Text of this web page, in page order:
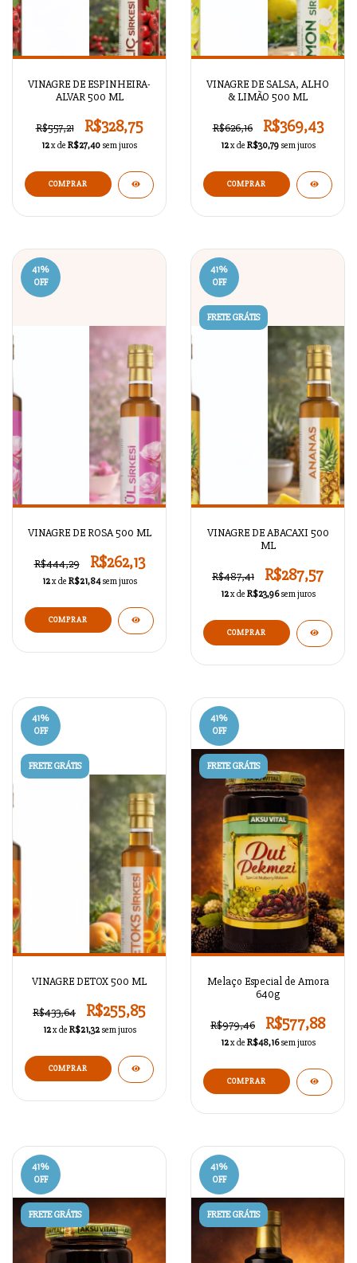
VINAGRE DE ESPINHEIRA-
ALVAR 500 ML
R$557,21 R$328,75
12x de R$27,40 sem juros
VINAGRE DE SALSA, ALHO
& LIMÃO 500 ML
R$626,16 R$369,43
12x de R$30,79 sem juros
41%
OFF
VINAGRE DE ROSA 500 ML
R$444,29 R$262,13
12x de R$21,84 sem juros
41%
OFF
FRETE GRÁTIS
VINAGRE DE ABACAXI 500
ML
R$487,41 R$287,57
12x de R$23,96 sem juros
41%
OFF
FRETE GRÁTIS
VINAGRE DETOX 500 ML
R$433,64 R$255,85
12x de R$21,32 sem juros
41%
OFF
FRETE GRÁTIS
Melaço Especial de Amora
640g
R$979,46 R$577,88
12x de R$48,16 sem juros
41%
OFF
FRETE GRÁTIS
41%
OFF
FRETE GRÁTIS